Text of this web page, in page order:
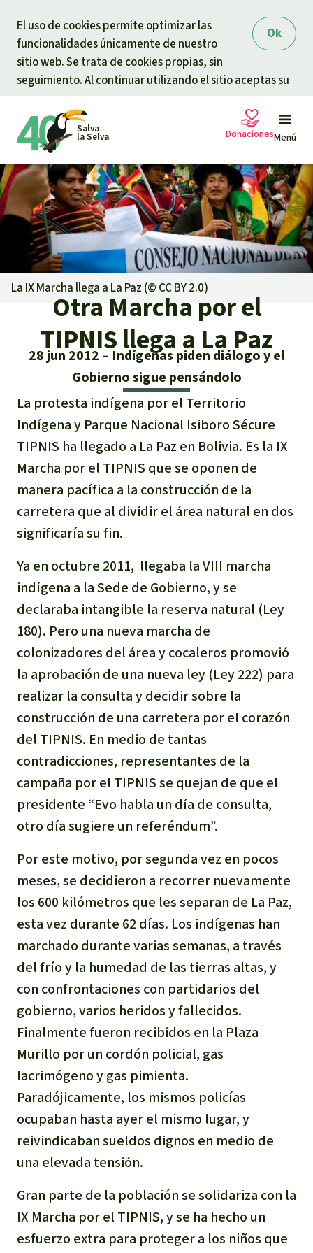
Ok
El uso de cookies permite optimizar las
funcionalidades únicamente de nuestro
sitio web. Se trata de cookies propias, sin
seguimiento. Al continuar utilizando el sitio aceptas su
uso.
Salva
la Selva Menú
Peticiones
Proyectos
Informaciones
Informaciones
Éxitos y Noticias
Suscribirme al boletín
Prensa
Banners Salva la Selva
Widget Salva la Selva
Temas
Clima
Madera tropical
Biodiversidad
Selva tropical
Bioenergía
Agua
Metales
Agrotoxicos
Aceite de palma
REDD
Landgrabbing
Granjas Industriales
Para niñas y niños
Defensoras y Defensores
Salva la Selva
Salva la Selva
Acerca de Salva la Selva
40 años Salva la Selva
En los Medios
FAQ
Contacto
Búsqueda
Español
Deutsch
English
Français
Italiano
Português
Indonesia
Donaciones
Tu donación ayuda
Donación general
Urgen donaciones
Certificados de donación
Preguntas y Respuestas
Donar para un tema
Bienestar animal
Defensa de la selva
Defensoras y defensores de la
Donar para una región
Sudeste de Asia
Latinoamérica
La IX Marcha llega a La Paz (© CC BY 2.0)
Otra Marcha por el
TIPNIS llega a La Paz
28 jun 2012
Indígenas piden diálogo y el
Gobierno sigue pensándolo
La protesta indígena por el Territorio
Indígena y Parque Nacional Isiboro Sécure
TIPNIS ha llegado a La Paz en Bolivia. Es la IX
Marcha por el TIPNIS que se oponen de
manera pacífica a la construcción de la
carretera que al dividir el área natural en dos
significaría su fin.
Ya en octubre 2011, llegaba la VIII marcha
indígena a la Sede de Gobierno, y se
declaraba intangible la reserva natural (Ley
180). Pero una nueva marcha de
colonizadores del área y cocaleros promovió
la aprobación de una nueva ley (Ley 222) para
realizar la consulta y decidir sobre la
construcción de una carretera por el corazón
del TIPNIS. En medio de tantas
contradicciones, representantes de la
campaña por el TIPNIS se quejan de que el
presidente “Evo habla un día de consulta,
otro día sugiere un referéndum”.
Por este motivo, por segunda vez en pocos
meses, se decidieron a recorrer nuevamente
los 600 kilómetros que les separan de La Paz,
esta vez durante 62 días. Los indígenas han
marchado durante varias semanas, a través
del frío y la humedad de las tierras altas, y
con confrontaciones con partidarios del
gobierno, varios heridos y fallecidos.
Finalmente fueron recibidos en la Plaza
Murillo por un cordón policial, gas
lacrimógeno y gas pimienta.
Paradójicamente, los mismos policías
ocupaban hasta ayer el mismo lugar, y
reivindicaban sueldos dignos en medio de
una elevada tensión.
Gran parte de la población se solidariza con la
IX Marcha por el TIPNIS, y se ha hecho un
esfuerzo extra para proteger a los niños que